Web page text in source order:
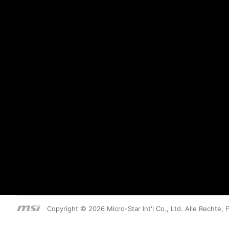
Copyright © 2026 Micro-Star Int'l Co., Ltd. Alle Rechte,